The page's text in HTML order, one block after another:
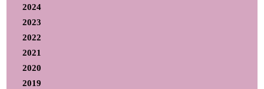
2024
2023
2022
2021
2020
2019